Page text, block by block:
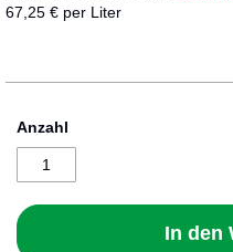
67,25 € per Liter
Anzahl
In den